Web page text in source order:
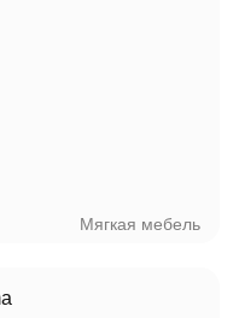
Мягкая мебель